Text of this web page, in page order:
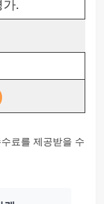
.
료를 제공받을 수